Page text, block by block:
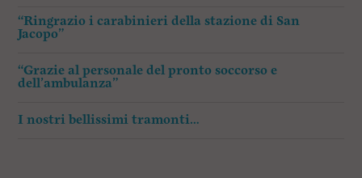
“Ringrazio i carabinieri della stazione di San
Jacopo”
“Grazie al personale del pronto soccorso e
dell’ambulanza”
I nostri bellissimi tramonti…